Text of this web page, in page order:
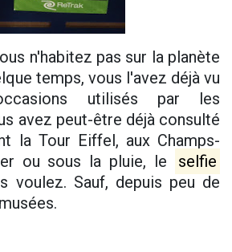
n'habitez pas sur la planète
temps, vous l'avez déjà vu
utilisés par les
avez peut-être déjà consulté
la Tour Eiffel, aux Champs-
ou sous la pluie, le
selfie
voulez. Sauf, depuis peu de